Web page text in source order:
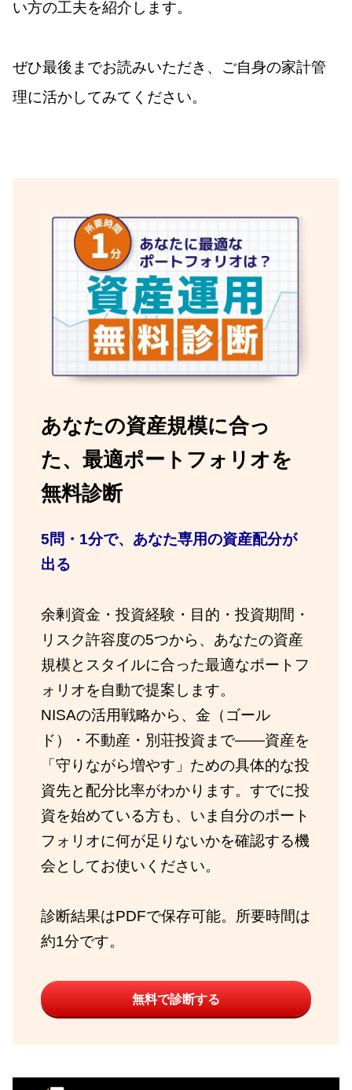
い方の工夫を紹介します。
ぜひ最後までお読みいただき、ご自身の家計管
理に活かしてみてください。
あなたの資産規模に合っ
た、最適ポートフォリオを
無料診断
5問・1分で、あなた専用の資産配分が
出る
余剰資金・投資経験・目的・投資期間・
リスク許容度の5つから、あなたの資産
規模とスタイルに合った最適なポートフ
ォリオを自動で提案します。
NISAの活用戦略から、金（ゴール
ド）・不動産・別荘投資まで——資産を
「守りながら増やす」ための具体的な投
資先と配分比率がわかります。すでに投
資を始めている方も、いま自分のポート
フォリオに何が足りないかを確認する機
会としてお使いください。
診断結果はPDFで保存可能。所要時間は
約1分です。
無料で診断する